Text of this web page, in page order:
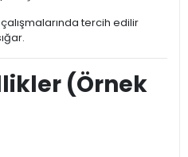
tercih edilir
(Örnek